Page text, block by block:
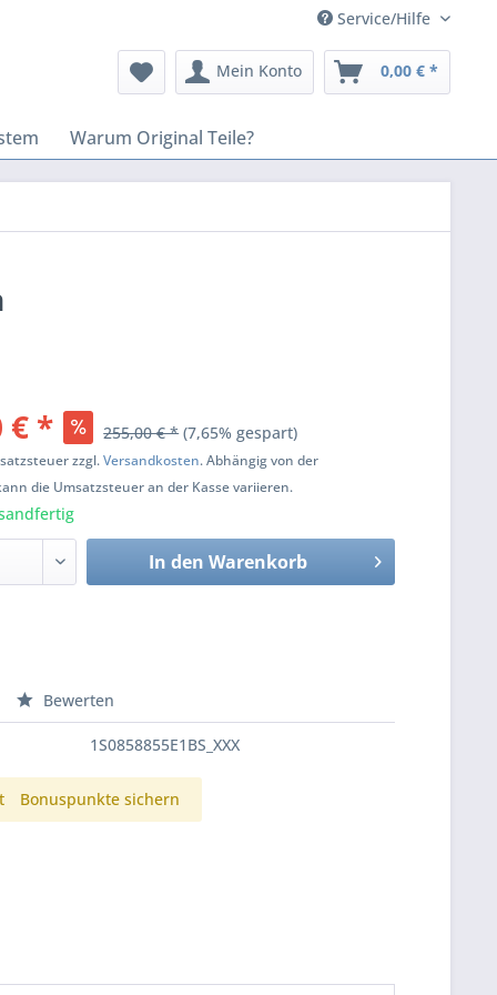
Service/Hilfe
Mein Konto 0,00 € *
Warum Original Teile?
€ * 255,00 € * (7,65% gespart)
zzgl.Versandkosten. Abhängig von der
die Umsatzsteuer an der Kasse variieren.
In den Warenkorb
Bewerten
1S0858855E1BS_XXX
Bonuspunkte sichern